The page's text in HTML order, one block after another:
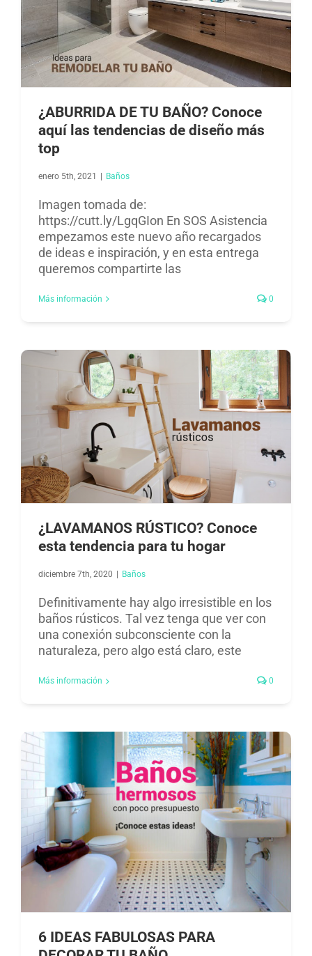
¿ABURRIDA DE TU BAÑO? Conoce
aquí las tendencias de diseño más
top
enero 5th, 2021 | Baños​
Imagen tomada de:
https://cutt.ly/LgqGIon En SOS Asistencia
empezamos este nuevo año recargados
de ideas e inspiración, y en esta entrega
queremos compartirte las
Más información 0
¿LAVAMANOS RÚSTICO? Conoce
esta tendencia para tu hogar
diciembre 7th, 2020 Baños​
Definitivamente hay algo irresistible en los
baños rústicos. Tal vez tenga que ver con
una conexión subconsciente con la
naturaleza, pero algo está claro, este
Más información 0
6 IDEAS FABULOSAS PARA